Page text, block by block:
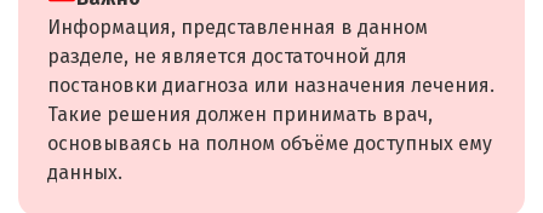
Информация, представленная в данном
разделе, не является достаточной для
постановки диагноза или назначения лечения.
Такие решения должен принимать врач,
основываясь на полном объёме доступных ему
данных.